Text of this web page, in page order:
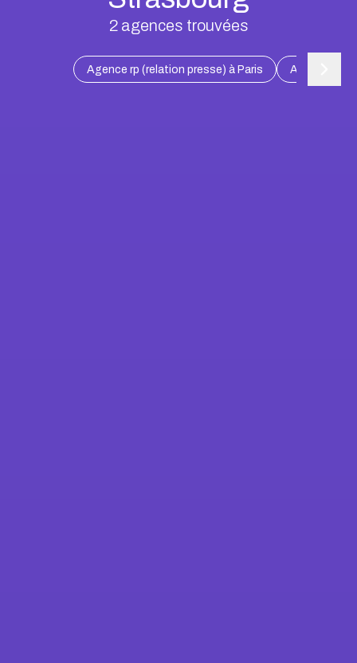
2agences trouvées
Agence rp (relation presse) à Paris Agence rp